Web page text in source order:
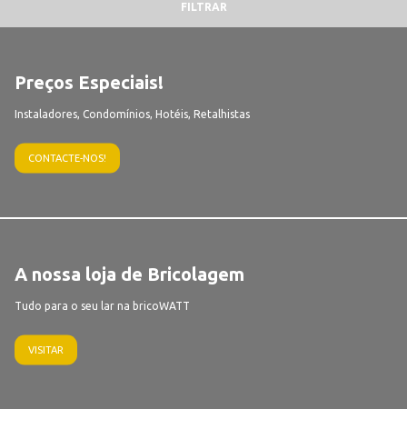
FILTRAR
Preços Especiais!
Instaladores, Condomínios, Hotéis, Retalhistas
CONTACTE-NOS!
A nossa loja de Bricolagem
Tudo para o seu lar na bricoWATT
VISITAR